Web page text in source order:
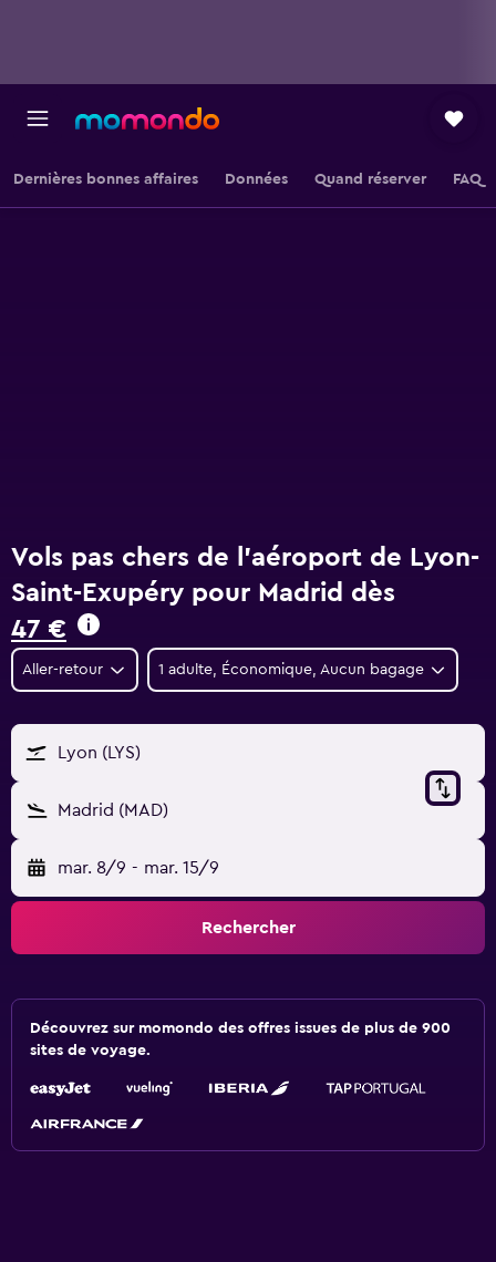
Dernières bonnes affaires Données Quand réserver FAQ
Vols pas chers de l'aéroport de Lyon-
Saint-Exupéry pour Madrid dès
47 €
Aller-retour 1 adulte, Économique, Aucun bagage
Lyon (LYS)
Madrid (MAD)
mar. 8/9 - mar. 15/9
Rechercher
Découvrez sur momondo des offres issues de plus de 900
sites de voyage.